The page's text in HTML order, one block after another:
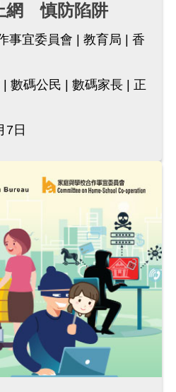
網 慎防陷阱
事宜委員會 教育局
香
數碼公民 數碼家長
正
7日